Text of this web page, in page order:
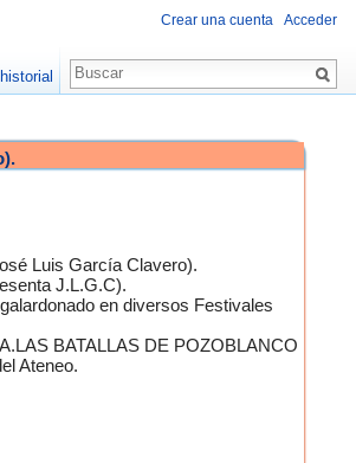
Luis García Clavero).
J.L.G.C).
en diversos Festivales
BATALLAS DE POZOBLANCO
Ateneo.
Crear una cuenta Acceder